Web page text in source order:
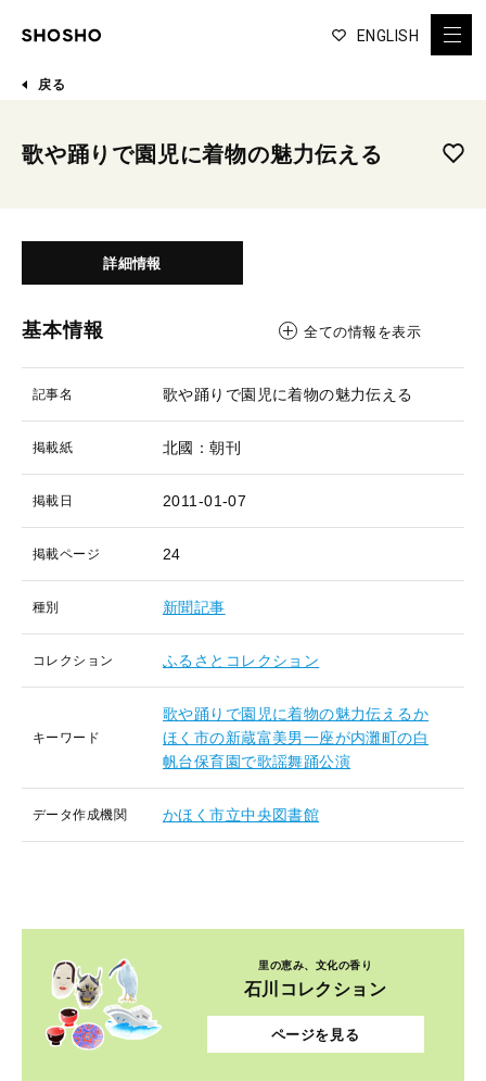
ENGLISH
戻る
歌や踊りで園児に着物の魅力伝える
詳細情報
基本情報 全ての情報を表示
記事名 歌や踊りで園児に着物の魅力伝える
掲載紙 北國：朝刊
掲載日 2011-01-07
掲載ページ 24
種別 新聞記事
コレクション ふるさとコレクション
キーワード
歌や踊りで園児に着物の魅力伝えるか
ほく市の新蔵富美男一座が内灘町の白
帆台保育園で歌謡舞踊公演
データ作成機関 かほく市立中央図書館
里の恵み、文化の香り
石川コレクション
ページを見る